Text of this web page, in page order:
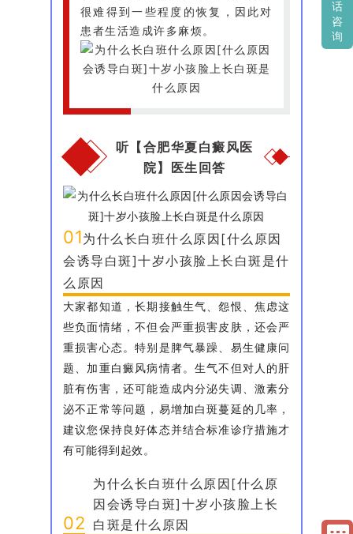
很难得到一些程度的恢复，因此对
患者生活造成许多麻烦。
听【合肥华夏白癜风医
院】医生回答
01为什么长白班什么原因[什么原因
会诱导白斑]十岁小孩脸上长白斑是什
么原因
大家都知道，长期接触生气、怨恨、焦虑这
些负面情绪，不但会严重损害皮肤，还会严
重损害心态。特别是脾气暴躁、易生健康问
题、加重白癜风病情者。生气不但对人的肝
脏有伤害，还可能造成内分泌失调、激素分
泌不正常等问题，易增加白斑蔓延的几率，
建议您保持良好体态并结合标准诊疗措施才
有可能得到起效。
02
为什么长白班什么原因[什么原
因会诱导白斑]十岁小孩脸上长
白斑是什么原因
话
咨
询